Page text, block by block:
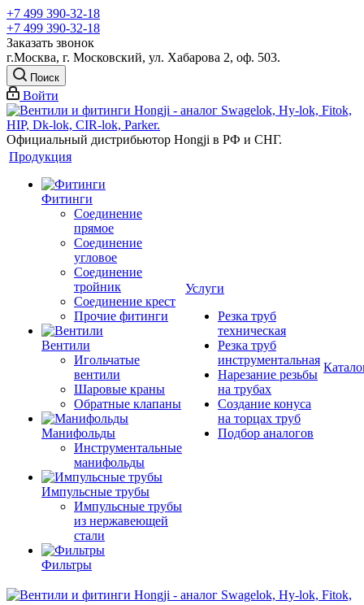
+7 499 390-32-18
+7 499 390-32-18
Заказать звонок
г.Москва, г. Московский, ул. Хабарова 2, оф. 503.
Поиск
Войти
Официальный дистрибьютор Hongji в РФ и СНГ.
Продукция
Фитинги
Соединение
прямое
Соединение
угловое
Соединение
тройник
Соединение крест
Прочие фитинги
Вентили
Игольчатые
вентили
Шаровые краны
Обратные клапаны
Манифольды
Инструментальные
манифольды
Импульсные трубы
Импульсные трубы
из нержавеющей
стали
Фильтры
Услуги
Резка труб
техническая
Резка труб
инструментальная
Нарезание резьбы
на трубах
Создание конуса
на торцах труб
Подбор аналогов